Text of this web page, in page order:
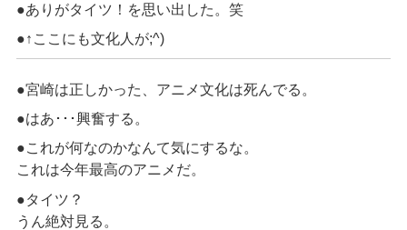
●ありがタイツ！を思い出した。笑
●↑ここにも文化人が;^)
●宮崎は正しかった、アニメ文化は死んでる。
●はあ･･･興奮する。
●これが何なのかなんて気にするな。
これは今年最高のアニメだ。
●タイツ？
うん絶対見る。